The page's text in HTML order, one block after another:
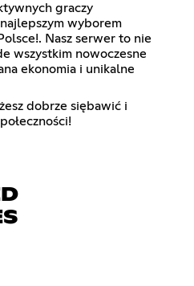
graczy
wyborem
Nasz serwer to nie
wszystkim nowoczesne
ekonomia i unikalne
dobrze siębawić i